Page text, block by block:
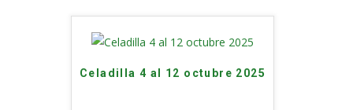
Celadilla 4 al 12 octubre 2025